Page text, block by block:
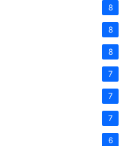
8
8
8
7
7
7
6